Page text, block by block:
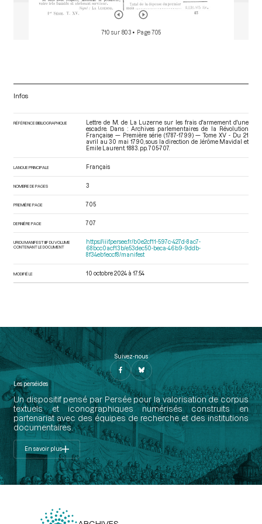
710 sur 803 • Page 705
Infos
RÉFÉRENCE BIBLIOGRAPHIQUE
Lettre de M. de La Luzerne sur les frais d'armement d'une
escadre. Dans : Archives parlementaires de la Révolution
Française — Première série (1787-1799) — Tome XV - Du 21
avril au 30 mai 1790 , sous la direction de Jérôme Mavidal et
Emile Laurent. 1883. pp. 705-707.
LANGUE PRINCIPALE Français
NOMBRE DE PAGES 3
PREMIÈRE PAGE 705
DERNIÈRE PAGE 707
URI DU MANIFEST IIIF DU VOLUME
CONTENANT LE DOCUMENT
https://iiif.persee.fr/b0e2cf11-597c-427d-8ac7-
68bcc0acf13b/e53dec50-beca-46b9-9ddb-
8f34eb1eccf8/manifest
MODIFIÉ LE 10 octobre 2024 à 17:54
Suivez-nous
Les perséides
Un dispositif pensé par Persée pour la valorisation de corpus
textuels et iconographiques numérisés construits en
partenariat avec des équipes de recherche et des institutions
documentaires.
En savoir plus